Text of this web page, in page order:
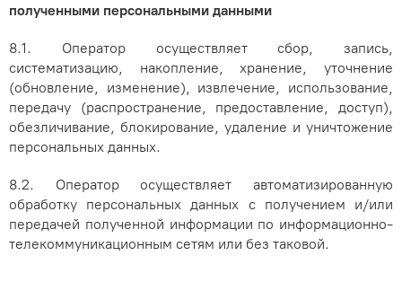
полученными персональными данными
8.1. Оператор осуществляет сбор, запись,
систематизацию, накопление, хранение, уточнение
(обновление, изменение), извлечение, использование,
передачу (распространение, предоставление, доступ),
обезличивание, блокирование, удаление и уничтожение
персональных данных.
8.2. Оператор осуществляет автоматизированную
обработку персональных данных с получением и/или
передачей полученной информации по информационно-
телекоммуникационным сетям или без таковой.